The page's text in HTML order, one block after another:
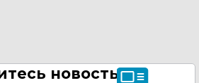
новостью